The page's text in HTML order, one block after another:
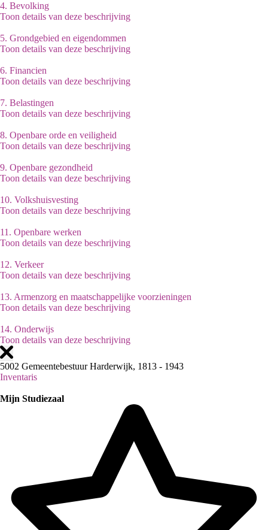
4. Bevolking
Toon details van deze beschrijving
5. Grondgebied en eigendommen
Toon details van deze beschrijving
6. Financien
Toon details van deze beschrijving
7. Belastingen
Toon details van deze beschrijving
8. Openbare orde en veiligheid
Toon details van deze beschrijving
9. Openbare gezondheid
Toon details van deze beschrijving
10. Volkshuisvesting
Toon details van deze beschrijving
11. Openbare werken
Toon details van deze beschrijving
12. Verkeer
Toon details van deze beschrijving
13. Armenzorg en maatschappelijke voorzieningen
Toon details van deze beschrijving
14. Onderwijs
Toon details van deze beschrijving
5002 Gemeentebestuur Harderwijk, 1813 - 1943
Inventaris
Mijn Studiezaal